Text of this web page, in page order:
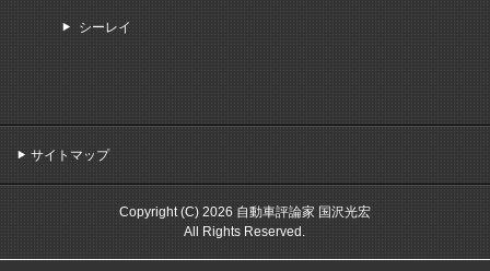
シーレイ
サイトマップ
Copyright (C) 2026 自動車評論家 国沢光宏
All Rights Reserved.